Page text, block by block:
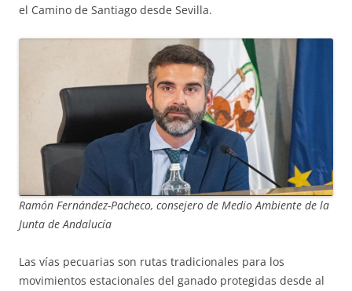
el Camino de Santiago desde Sevilla.
Ramón Fernández-Pacheco, consejero de Medio Ambiente de la
Junta de Andalucía
Las vías pecuarias son rutas tradicionales para los
movimientos estacionales del ganado protegidas desde al